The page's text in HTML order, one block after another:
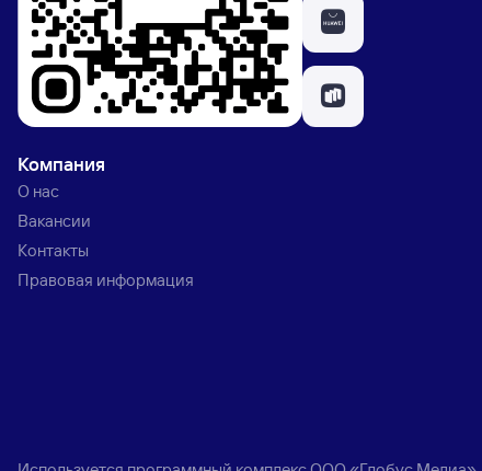
Компания
О нас
Вакансии
Контакты
Правовая информация